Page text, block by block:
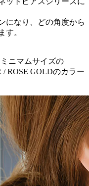
になり、どの角度から
す。
ニマムサイズの
/ ROSE GOLDのカラー